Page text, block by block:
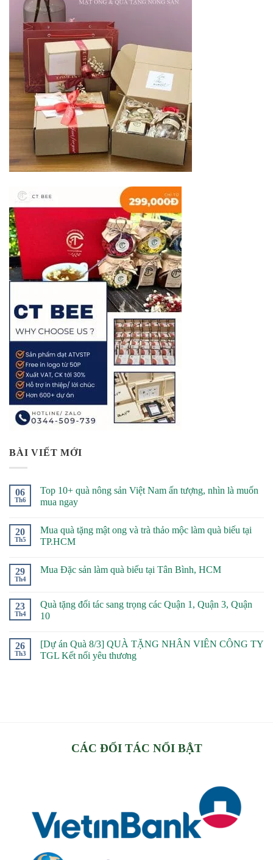
BÀI VIẾT MỚI
06
Th6
Top 10+ quà nông sản Việt Nam ấn tượng, nhìn là muốn
mua ngay
20
Th5
Mua quà tặng mật ong và trà thảo mộc làm quà biếu tại
TP.HCM
29
Th4
Mua Đặc sản làm quà biếu tại Tân Bình, HCM
23
Th4
Quà tặng đối tác sang trọng các Quận 1, Quận 3, Quận
10
26
Th3
[Dự án Quà 8/3] QUÀ TẶNG NHÂN VIÊN CÔNG TY
TGL Kết nối yêu thương
CÁC ĐỐI TÁC NỔI BẬT